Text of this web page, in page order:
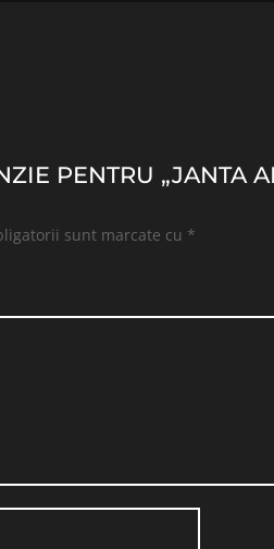
PENTRU „JANTA
sunt marcate cu *